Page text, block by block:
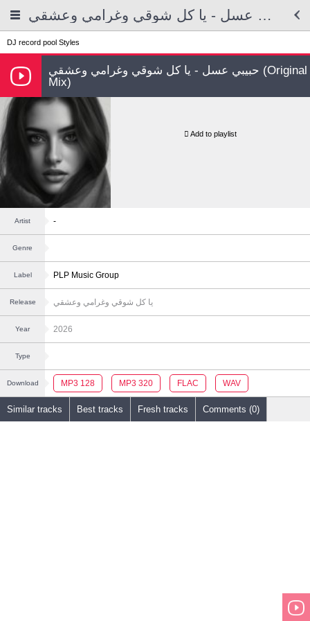
حبيبي عسل - يا كل شوقي وغرامي وعشقي
DJ record pool Styles
حبيبي عسل - يا كل شوقي وغرامي وعشقي (Original
Mix)
Add to playlist
Artist -
Genre
Label PLP Music Group
Release يا كل شوقي وغرامي وعشقي
Year 2026
Type
Download MP3 128 MP3 320 FLAC WAV
Similar tracks Best tracks Fresh tracks Comments (0)